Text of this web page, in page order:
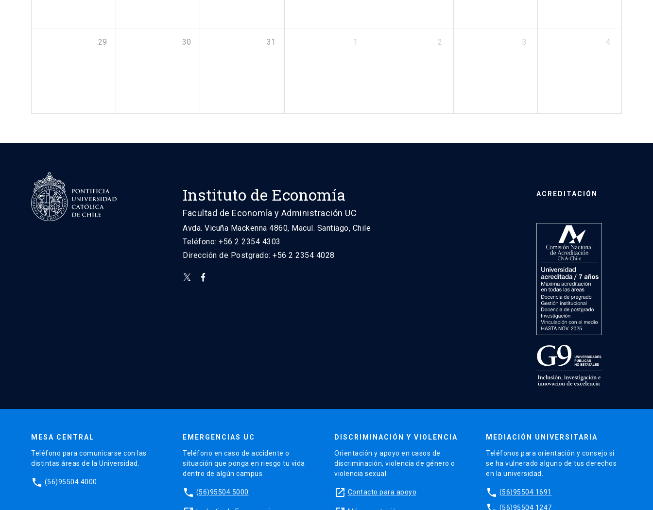
29 30 31 1 2 3 4
Instituto de Economía
Facultad de Economía y Administración UC
Avda. Vicuña Mackenna 4860, Macul. Santiago, Chile
Teléfono: +56 2 2354 4303
Dirección de Postgrado: +56 2 2354 4028
ACREDITACIÓN
MESA CENTRAL
Teléfono para comunicarse con las
distintas áreas de la Universidad.
phone (56)95504 4000
EMERGENCIAS UC
Teléfono en caso de accidente o
situación que ponga en riesgo tu vida
dentro de algún campus.
phone (56)95504 5000
DISCRIMINACIÓN Y VIOLENCIA
Orientación y apoyo en casos de
discriminación, violencia de género o
violencia sexual.
launch Contacto para apoyo
MEDIACIÓN UNIVERSITARIA
Teléfonos para orientación y consejo si
se ha vulnerado alguno de tus derechos
en la universidad.
phone (56)95504 1691
(56)95504 1247